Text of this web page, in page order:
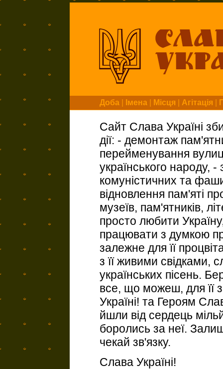
Доба Імена Місця Агітація
Сайт Слава Україні
дії: - демонтаж
перейменування
українського народу, -
комуністичних та
відновлення пам'яті
музеїв, пам'ятників,
просто любити
працювати з думкою
залежне для її
з її живими свідками,
українських пісень.
все, що можеш, для її
Україні! та Героям
йшли від сердець
боролись за неї.
чекай зв'язку.
Слава Україні!